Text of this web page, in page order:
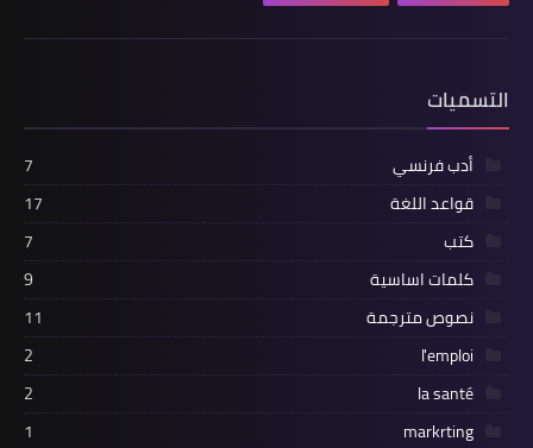
التسميات
أدب فرنسي
7
قواعد اللغة
17
كتب
7
كلمات اساسية
9
نصوص مترجمة
11
l'emploi
2
la santé
2
markrting
1